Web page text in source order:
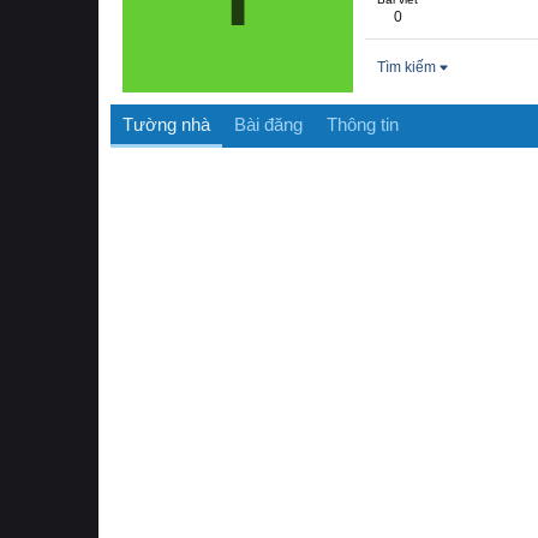
0
Tìm kiếm
Tường nhà Bài đăng Thông tin